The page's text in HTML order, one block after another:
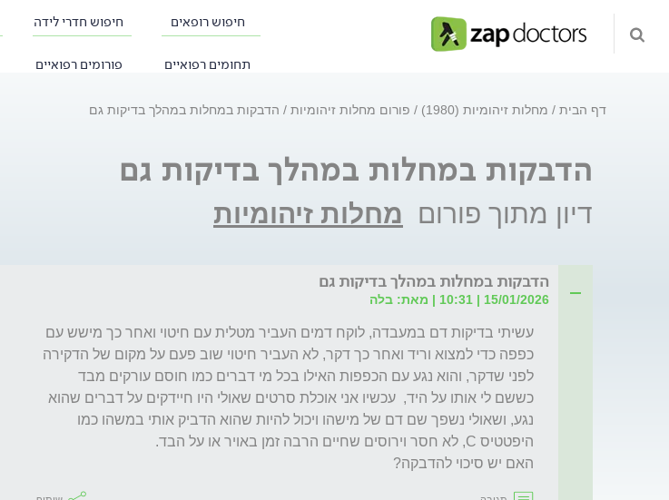
חיפוש רופאים חיפוש חדרי לידה
תחומים רפואיים פורומים רפואיים
דף הבית מחלות זיהומיות (1980) פורום מחלות זיהומיות הדבקות במחלות במהלך בדיקות גם
הדבקות במחלות במהלך בדיקות גם
דיון מתוך פורום מחלות זיהומיות
הדבקות במחלות במהלך בדיקות גם
15/01/2026 | 10:31 | מאת: בלה
האם יש סיכוי להדבקה?